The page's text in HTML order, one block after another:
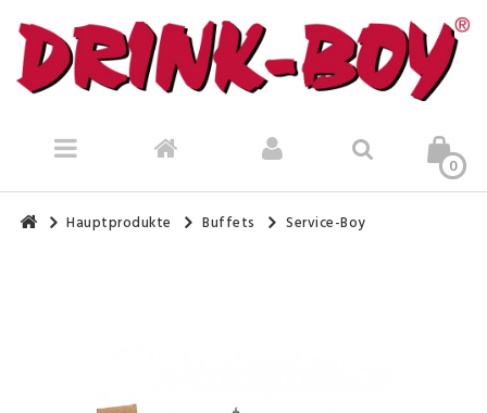
0
Hauptprodukte Buffets Service-Boy